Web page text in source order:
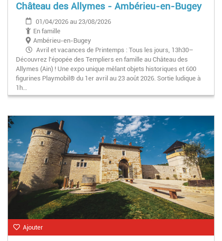
Château des Allymes - Ambérieu-en-Bugey
01/04/2026 au 23/08/2026
En famille
Ambérieu-en-Bugey
Avril et vacances de Printemps : Tous les jours, 13h30–
18h
Mai, Juin : Lundi au vendredi,13h30–18h | WE & Fériés :
10h–12h30 et 13h30–19h
Juillet et Août : Tous les jours, 10h–12h30 et 13h30–19h
Découvrez l'épopée des Templiers en famille au Château des
Allymes (Ain) ! Une expo unique mêlant objets historiques et 600
figurines Playmobil® du 1er avril au 23 août 2026. Sortie ludique à
1h…
Ajouter